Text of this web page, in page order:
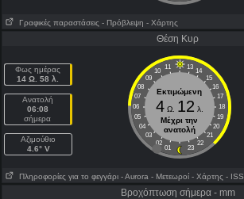
Γραφικές παραστάσεις - Πρόβλεψη - Χάρτης
Θέση Κυρ
Φως ημέρας
14 Ω. 58 λ.
Ανατολή
06:08
σήμερα
Aζιμούθιο
4.6° V
11 13
10
14
09
15
08
16
07
17
06
18
05
19
04
20
03
21
02
22
01 23
Εκτιμώμενη
4Ω. 12 λ.
Μέχρι την
ανατολή
Πληροφορίες για το φεγγάρι - Αυrora - Μετεωροί - Χάρτης - ISS
Βροχόπτωση σήμερα - mm